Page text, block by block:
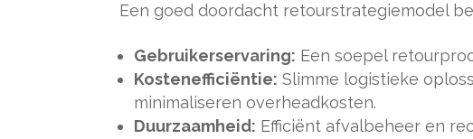
Een goed doordacht retourstrategiemodel
Gebruikerservaring: Een soepel
Kostenefficiëntie: Slimme logistieke
minimaliseren overheadkosten.
Duurzaamheid: Efficiënt afvalbeheer en